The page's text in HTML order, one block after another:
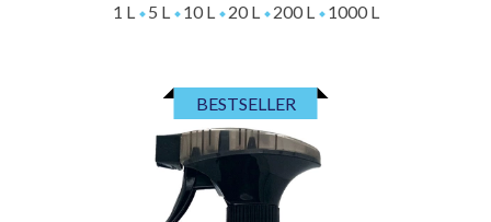
1 L 5 L 10 L 20 L 200 L 1000 L
BESTSELLER